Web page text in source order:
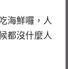
海鮮囉，人
都沒什麼人